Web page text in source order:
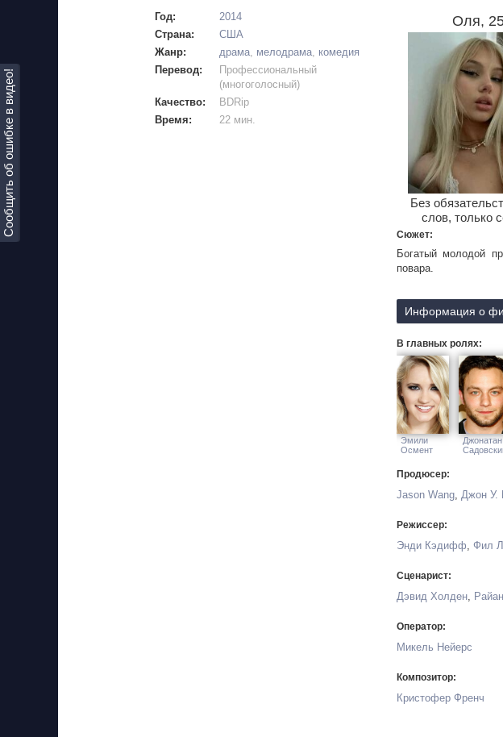
Сообщить об ошибке в видео!
Год:
2014
Страна:
США
Жанр:
драма, мелодрама, комедия
Перевод:
Профессиональный
(многоголосный)
Качество:
BDRip
Время:
22 мин.
Оля,
Без
слов, только
Сюжет:
Богатый молодой
повара.
Информация о
В главных ролях:
Эмили
Осмент
Джонатан
Продюсер:
Jason Wang, Джон У.
Режиссер:
Энди Кэдифф, Фил
Сценарист:
Дэвид Холден,
Оператор:
Микель Нейерс
Композитор:
Кристофер Френч